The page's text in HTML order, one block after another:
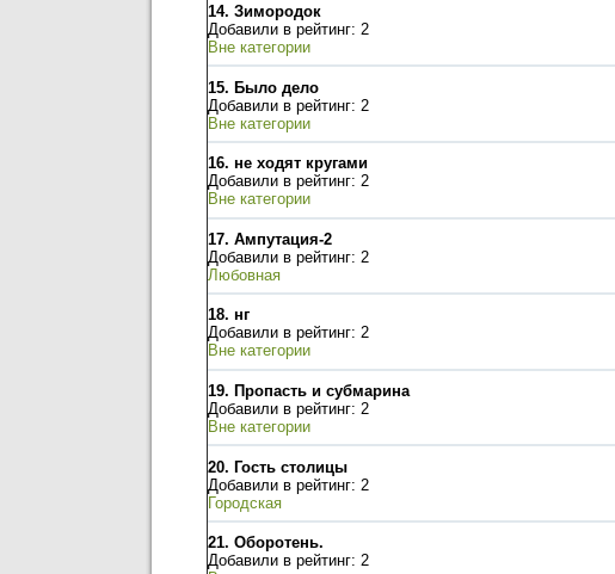
14. Зимородок
Добавили в рейтинг: 2
Вне категории
15. Было дело
Добавили в рейтинг: 2
Вне категории
16. не ходят кругами
Добавили в рейтинг: 2
Вне категории
17. Ампутация-2
Добавили в рейтинг: 2
Любовная
18. нг
Добавили в рейтинг: 2
Вне категории
19. Пропасть и субмарина
Добавили в рейтинг: 2
Вне категории
20. Гость столицы
Добавили в рейтинг: 2
Городская
21. Оборотень.
Добавили в рейтинг: 2